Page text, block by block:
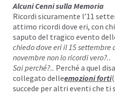
Alcuni Cenni sulla Memoria
Ricordi sicuramente l’11
attimo ricordi dove eri, con
saputo del tragico evento
chiedo dove eri il 15 settembre
novembre non lo ricordi vero?..
Sai perché?.. Perché a quel
collegato delleemozioni forti
succede per altri eventi che ti